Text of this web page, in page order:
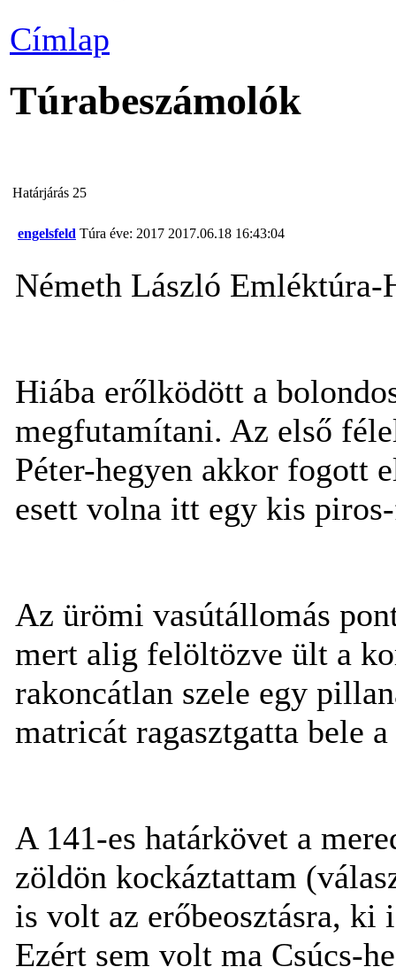
Címlap
Túrabeszámolók
Határjárás 25
engelsfeld Túra éve: 2017 2017.06.18 16:43:04
Németh László Emléktúra-
Hiába erőlködött a
megfutamítani. Az első
Péter-hegyen akkor fogott
esett volna itt egy kis
Az ürömi vasútállomás
mert alig felöltözve ült a
rakoncátlan szele egy
matricát ragasztgatta bele
A 141-es határkövet a
zöldön kockáztattam
is volt az erőbeosztásra, ki
Ezért sem volt ma Csúcs-